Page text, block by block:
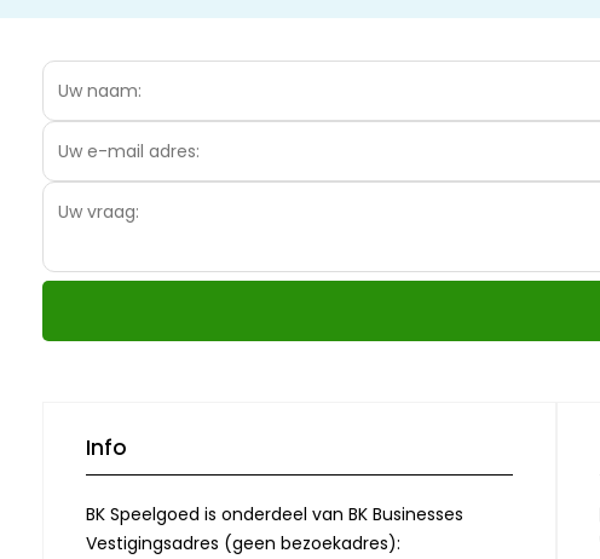
Info
BK Speelgoed is onderdeel van BK Businesses
Vestigingsadres (geen bezoekadres):